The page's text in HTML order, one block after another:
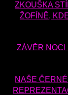
ZKOUŠKA
ŽOFÍNĚ,
ZÁVĚR NOCI
NAŠE